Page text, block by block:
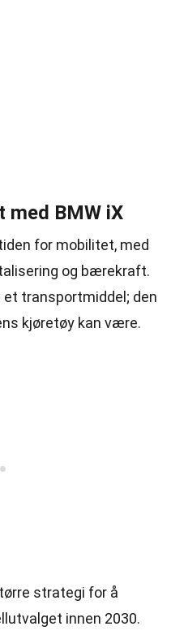
med BMW iX
for mobilitet, med
og bærekraft.
et transportmiddel; den
kjøretøy kan være.
strategi for å
innen 2030.